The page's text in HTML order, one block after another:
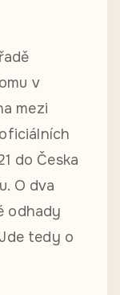
v
mezi
do Česka
O dva
odhady
tedy o